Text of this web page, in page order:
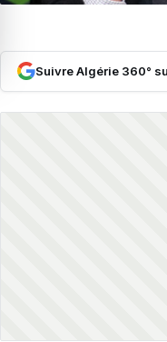
Suivre Algérie 360°